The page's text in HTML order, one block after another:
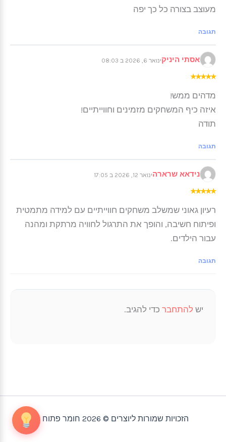
מעוצב בצורה כל כך יפה
תגובה
אסתי היניקינואר 6, 2026 ב 08:03
★
★
★
★
★
מדהים ממש!
איזה כיף המשחקים מזמינים וחווייתיים!
תודה
תגובה
נידאא שרארהינואר 12, 2026 ב 17:05
★
★
★
★
★
רעיון גאוני שמשלב משחקים חווייתיים עם למידה מתמטית
ופיתוח חשיבה, והופך את התרגול לחוויה מרתקת ומהנה
עבור הילדים.
תגובה
יש להתחבר כדי להגיב.
הזכויות שמורות ליוצרים © 2026 חומר פתוח |